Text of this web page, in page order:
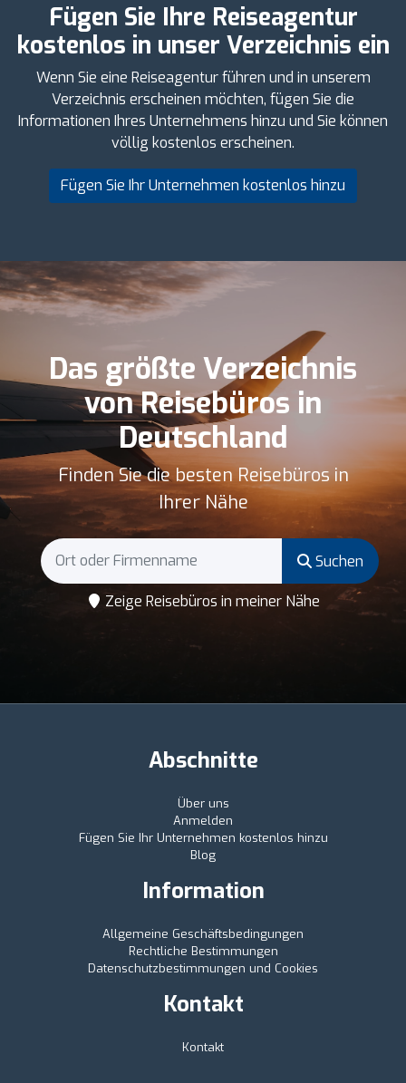
Fügen Sie Ihre Reiseagentur
kostenlos in unser Verzeichnis ein
Wenn Sie eine Reiseagentur führen und in unserem
Verzeichnis erscheinen möchten, fügen Sie die
Informationen Ihres Unternehmens hinzu und Sie können
völlig kostenlos erscheinen.
Fügen Sie Ihr Unternehmen kostenlos hinzu
Das größte Verzeichnis
von Reisebüros in
Deutschland
Finden Sie die besten Reisebüros in
Ihrer Nähe
Suchen
Zeige Reisebüros in meiner Nähe
Abschnitte
Über uns
Anmelden
Fügen Sie Ihr Unternehmen kostenlos hinzu
Blog
Information
Allgemeine Geschäftsbedingungen
Rechtliche Bestimmungen
Datenschutzbestimmungen und Cookies
Kontakt
Kontakt